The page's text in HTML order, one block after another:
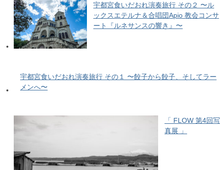
宇都宮食いだおれ演奏旅行 その２ 〜ル
ックスエテルナ＆合唱団Apio 教会コンサ
ート『ルネサンスの響き』〜
宇都宮食いだおれ演奏旅行 その１ 〜餃子から餃子、そしてラー
メンへ〜
「 FLOW 第4回写
真展 」